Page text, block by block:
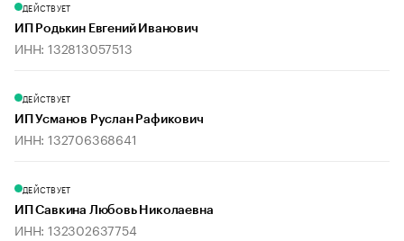
ДЕЙСТВУЕТ
ИП Родькин Евгений Иванович
ИНН: 132813057513
ДЕЙСТВУЕТ
ИП Усманов Руслан Рафикович
ИНН: 132706368641
ДЕЙСТВУЕТ
ИП Савкина Любовь Николаевна
ИНН: 132302637754